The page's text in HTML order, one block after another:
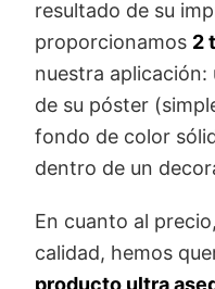
resultado de su
proporcionamos 2
nuestra aplicación:
de su póster
fondo de color
dentro de un
En cuanto al
calidad, hemos
producto ultra